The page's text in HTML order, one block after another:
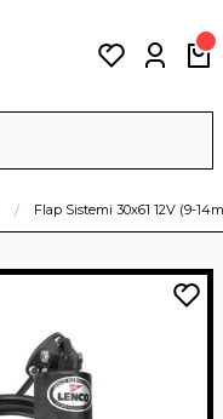
Flap Sistemi 30x61 12V (9-